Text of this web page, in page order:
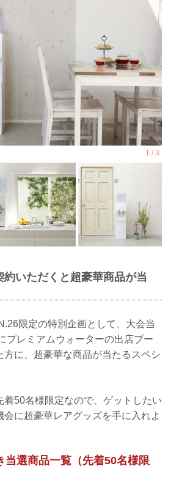
約いただくと超豪華商品が当
限定の特別企画として、大会当
プレミアムウォーターの出店ブー
方に、超豪華な商品が当たるスペシ
着50名様限定なので、ゲットしたい
に超豪華レアグッズを手に入れよ
当選商品一覧（先着50名様限